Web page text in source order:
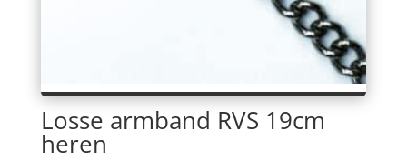
Losse armband RVS 19cm
heren